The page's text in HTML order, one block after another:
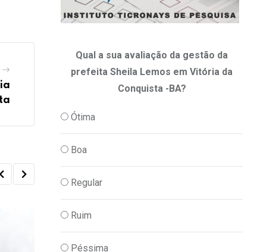
Qual a sua avaliação da gestão da
prefeita Sheila Lemos em Vitória da
Conquista -BA?
Ótima
Boa
Regular
Ruim
Péssima